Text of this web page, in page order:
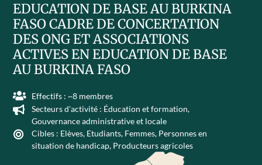
EDUCATION DE BASE AU BURKINA
FASO CADRE DE CONCERTATION
DES ONG ET ASSOCIATIONS
ACTIVES EN EDUCATION DE BASE
AU BURKINA FASO
Effectifs : ~8 membres
Secteurs d'activité : Éducation et formation,
Gouvernance administrative et locale
Cibles : Elèves, Etudiants, Femmes, Personnes en
situation de handicap, Producteurs agricoles